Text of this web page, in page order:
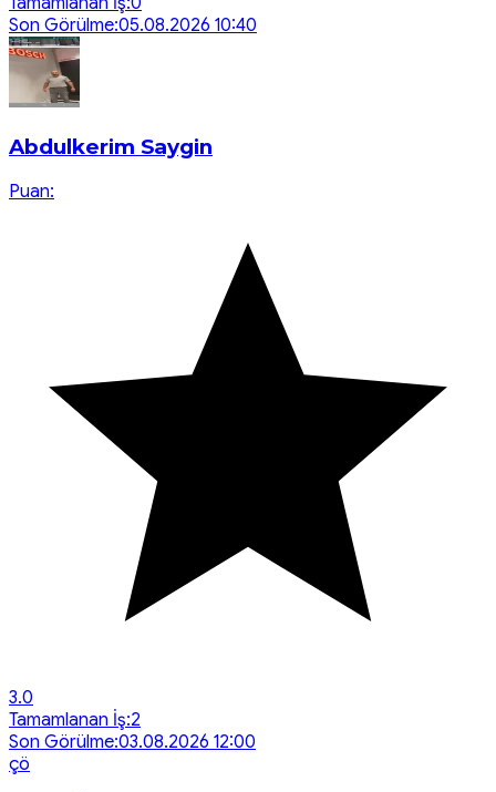
Son Görülme:05.08.2026 10:40
Abdulkerim Saygin
Puan:
3.0
Tamamlanan İş:2
Son Görülme:03.08.2026 12:00
çö